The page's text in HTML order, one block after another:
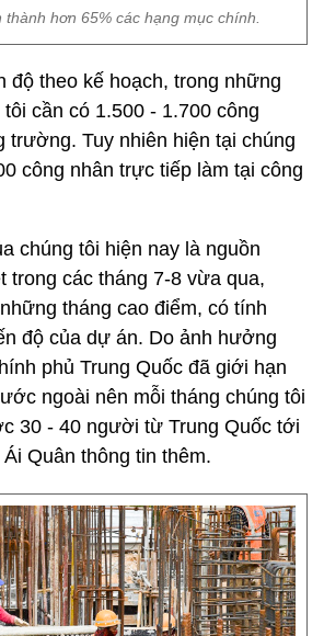
hơn 65% các hạng mục chính.
độ theo kế hoạch, trong những
cần có 1.500 - 1.700 công
trường. Tuy nhiên hiện tại chúng
công nhân trực tiếp làm tại công
chúng tôi hiện nay là nguồn
trong các tháng 7-8 vừa qua,
tháng cao điểm, có tính
độ của dự án. Do ảnh hưởng
phủ Trung Quốc đã giới hạn
ngoài nên mỗi tháng chúng tôi
30 - 40 người từ Trung Quốc tới
Quân thông tin thêm.